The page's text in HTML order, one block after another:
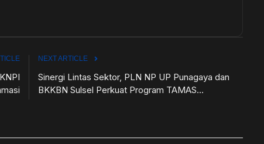
NEXT ARTICLE
Sinergi Lintas Sektor, PLN NP UP Punagaya dan
BKKBN Sulsel Perkuat Program TAMAS...